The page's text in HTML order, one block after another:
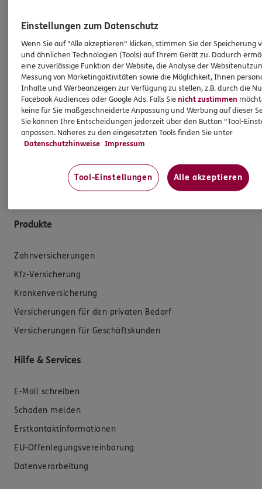
den vermittelten Versicherungsanlageprodukten
einhergehen. Dies gilt ebenso für die Vergütung der
Angestellten in meiner Agentur und/oder sonstige für
die Agentur tätige Personen. Die Berücksichtigung von
Nachhaltigkeitsrisiken hat insbesondere keinen Einfluss
darauf, ob ich für die Vermittlung eines
Versicherungsanlageproduktes eine Vergütung erhalte
oder darauf, wie hoch diese Vergütung ausfällt.
Gleiches gilt für die Vergütung von Mitarbeitern
Produkte
Zahnversicherungen
Kfz-Versicherung
Krankenversicherung
Versicherungen für den privaten Bedarf
Versicherungen für Geschäftskunden
Hilfe & Services
E-Mail schreiben
Schaden melden
Erstkontaktinformationen
EU-Offenlegungsvereinbarung
Datenverarbeitung
Einstellungen zum Datenschutz
Wenn Sie auf "Alle akzeptieren" klicken, stimmen Sie der Speicherung
und ähnlichen Technologien (Tools) auf Ihrem Gerät zu. Dadurch
eine zuverlässige Funktion der Website, die Analyse der
Messung von Marketingaktivitäten sowie die Möglichkeit, Ihnen
Inhalte und Werbeanzeigen zur Verfügung zu stellen, z.B. durch die
Facebook Audiences oder Google Ads. Falls Sienicht zustimmen
keine für Sie maßgeschneiderte Anpassung und Werbung auf dieser
Sie können Ihre Entscheidungen jederzeit über den Button "Tool-
anpassen. Näheres zu den eingesetzten Tools finden Sie unter
Datenschutzhinweise Impressum
Tool-Einstellungen Alle akzeptieren